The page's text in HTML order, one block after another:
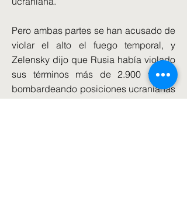
Pero ambas partes se han acusado de
violar el alto el fuego temporal, y
Zelensky dijo que Rusia había violado
sus términos más de 2.900 veces,
bombardeando posiciones ucranianas